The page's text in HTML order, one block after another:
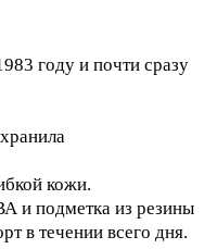
году и почти сразу
кожи.
и подметка из резины
в течении всего дня.